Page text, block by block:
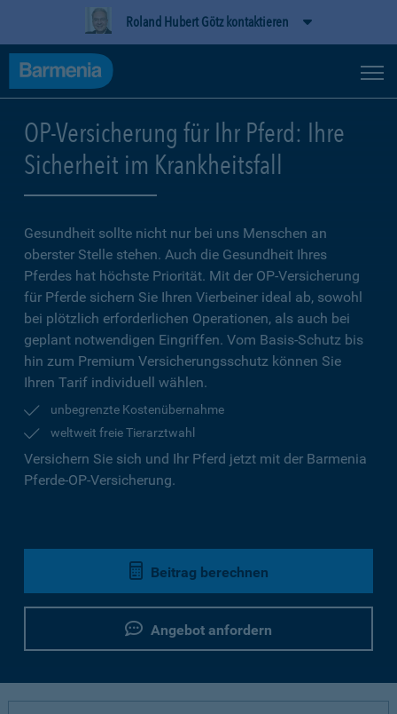
Roland Hubert Götz kontaktieren
OP-Versicherung für Ihr Pferd: Ihre
Sicherheit im Krankheitsfall
Gesundheit sollte nicht nur bei uns Menschen an
oberster Stelle stehen. Auch die Gesundheit Ihres
Pferdes hat höchste Priorität. Mit der OP-Versicherung
für Pferde sichern Sie Ihren Vierbeiner ideal ab, sowohl
bei plötzlich erforderlichen Operationen, als auch bei
geplant notwendigen Eingriffen. Vom Basis-Schutz bis
hin zum Premium Versicherungsschutz können Sie
Ihren Tarif individuell wählen.
unbegrenzte Kostenübernahme
weltweit freie Tierarztwahl
Versichern Sie sich und Ihr Pferd jetzt mit der Barmenia
Pferde-OP-Versicherung.
Beitrag berechnen
Angebot anfordern